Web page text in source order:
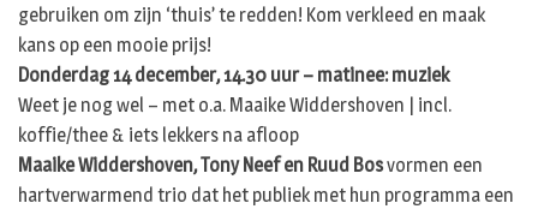
gebruiken om zijn ‘thuis’ te redden! Kom verkleed en maak
kans op een mooie prijs!
Donderdag 14 december, 14.30 uur – matinee: muziek
Weet je nog wel – met o.a. Maaike Widdershoven | incl.
koffie/thee & iets lekkers na afloop
Maaike Widdershoven, Tony Neef en Ruud Bosvormen een
hartverwarmend trio dat het publiek met hun programma een